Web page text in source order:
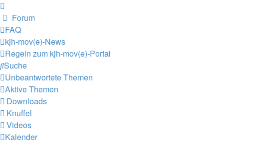
Forum
FAQ
kjh-mov(e)-News
Regeln zum kjh-mov(e)-Portal
Suche
Unbeantwortete Themen
Aktive Themen
Downloads
Knuffel
Videos
Kalender